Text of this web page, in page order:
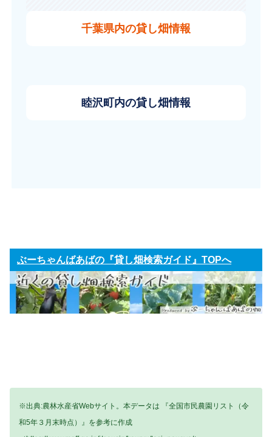
千葉県内の貸し畑情報
睦沢町内の貸し畑情報
ぶーちゃんばあばの『貸し畑検索ガイド』TOPへ
※出典:農林水産省Webサイト。本データは 『全国市民農園リスト（令
和5年３月末時点）』を参考に作成